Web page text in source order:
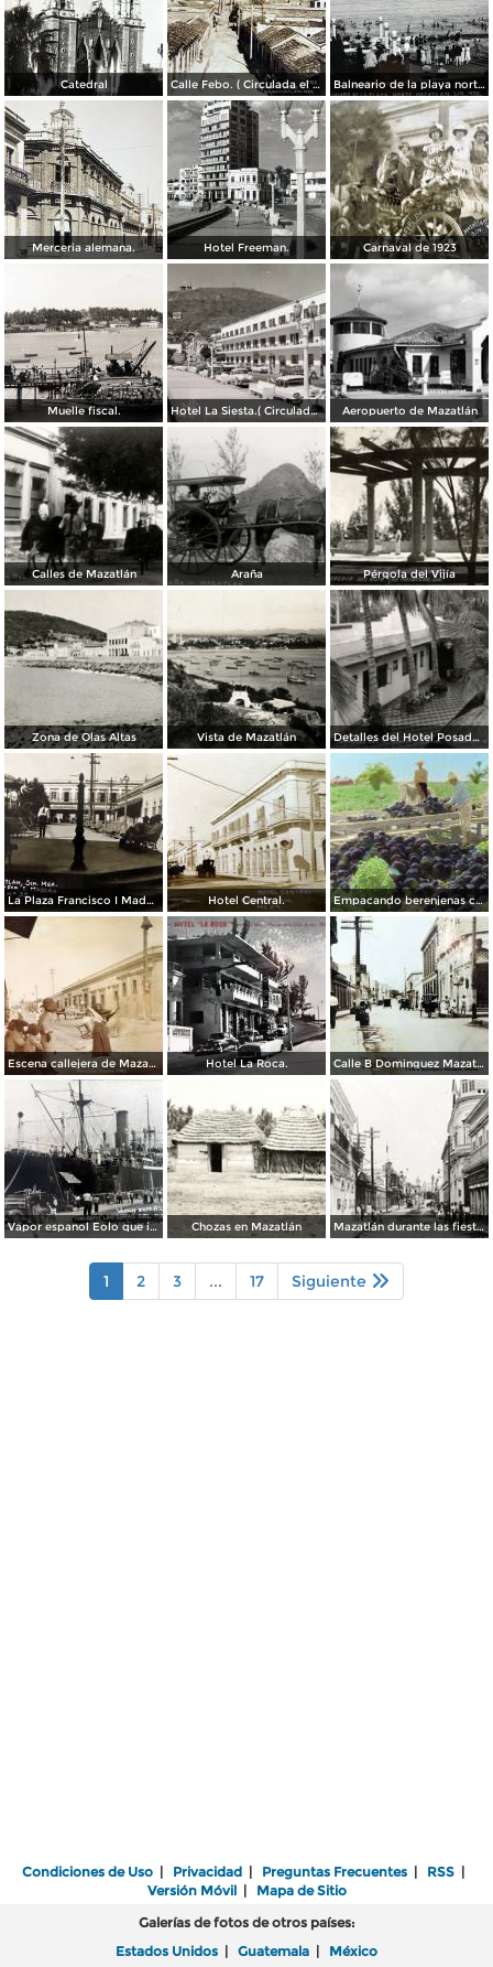
Catedral Calle Febo. ( Circulada el 22 de Septiembre de 1934 ). Balneario de la playa norte.
Merceria alemana. Hotel Freeman. Carnaval de 1923
Muelle fiscal. Hotel La Siesta.( Circulada el 30 de Octubre de 1956 ). Aeropuerto de Mazatlán
Calles de Mazatlán Araña Pérgola del Vijía
Zona de Olas Altas Vista de Mazatlán Detalles del Hotel Posada Colonial
La Plaza Francisco I Madero. Hotel Central. Empacando berenjenas cerca de Mazatlan 1928
Escena callejera de Mazatlán, Sinaloa 1903. Hotel La Roca. Calle B Dominguez Mazatlán, Sinaloa ( Circulada el 25 de Abril de 1932 ).
Vapor espanol Eolo que ignaguro las obras del puerto. Chozas en Mazatlán Mazatlán durante las fiestas del Centenario de la Independencia (1910)
1 2 3 ... 17 Siguiente
Condiciones de Uso | Privacidad | Preguntas Frecuentes | RSS |
Versión Móvil| Mapa de Sitio
Galerías de fotos de otros países:
Estados Unidos | Guatemala | México